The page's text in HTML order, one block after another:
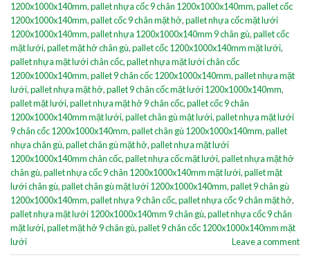
1200x1000x140mm,pallet nhựa cốc 9 chân 1200x1000x140mm,pallet cốc
1200x1000x140mm,pallet cốc 9 chân mặt hở,pallet nhựa cốc mặt lưới
1200x1000x140mm,pallet nhựa 1200x1000x140mm 9 chân gù,pallet cốc
mặt lưới,pallet mặt hở chân gù,pallet cốc 1200x1000x140mm mặt lưới,
pallet nhựa mặt lưới chân cốc,pallet nhựa mặt lưới chân cốc
1200x1000x140mm,pallet 9 chân cốc 1200x1000x140mm,pallet nhựa mặt
lưới,pallet nhựa mặt hở,pallet 9 chân cốc mặt lưới 1200x1000x140mm,
pallet mặt lưới,pallet nhựa mặt hở 9 chân cốc,pallet cốc 9 chân
1200x1000x140mm mặt lưới,pallet chân gù mặt lưới,pallet nhựa mặt lưới
9 chân cốc 1200x1000x140mm,pallet chân gù 1200x1000x140mm,pallet
nhựa chân gù,pallet chân gù mặt hở,pallet nhựa mặt lưới
1200x1000x140mm chân cốc,pallet nhựa cốc mặt lưới,pallet nhựa mặt hở
chân gù,pallet nhựa cốc 9 chân 1200x1000x140mm mặt lưới,pallet mặt
lưới chân gù,pallet chân gù mặt lưới 1200x1000x140mm,pallet 9 chân gù
1200x1000x140mm,pallet nhựa 9 chân cốc,pallet nhựa cốc 9 chân mặt hở,
pallet nhựa mặt lưới 1200x1000x140mm 9 chân gù,pallet nhựa cốc 9 chân
mặt lưới,pallet mặt hở 9 chân gù,pallet 9 chân cốc 1200x1000x140mm mặt
lưới
Leave a comment